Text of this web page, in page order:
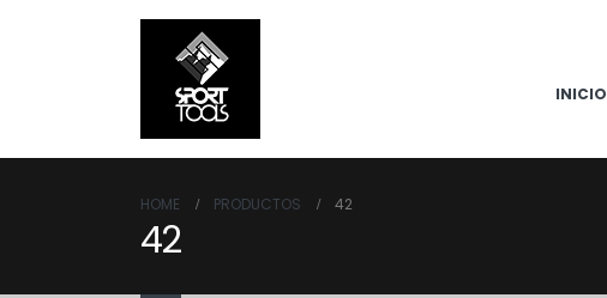
INICIO
HOME PRODUCTOS 42
42